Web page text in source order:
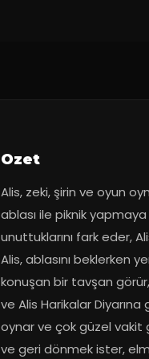
Ozet
Alis, zeki, şirin ve oyun
ablası ile piknik
unuttuklarını fark eder,
Alis, ablasını beklerken
konuşan bir tavşan
ve Alis Harikalar
oynar ve çok güzel vakit
ve geri dönmek ister,